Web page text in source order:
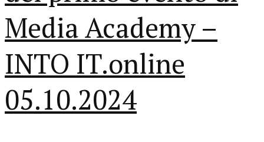
Media Academy –
INTO IT.online
05.10.2024